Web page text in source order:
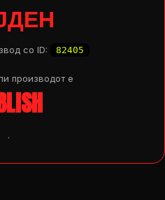
со ID: 82405
производот e
.